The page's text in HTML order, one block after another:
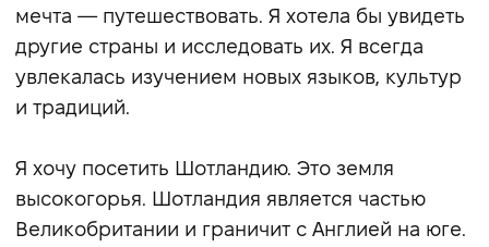
мечта — путешествовать. Я хотела бы увидеть
другие страны и исследовать их. Я всегда
увлекалась изучением новых языков, культур
и традиций.
Я хочу посетить Шотландию. Это земля
высокогорья. Шотландия является частью
Великобритании и граничит с Англией на юге.